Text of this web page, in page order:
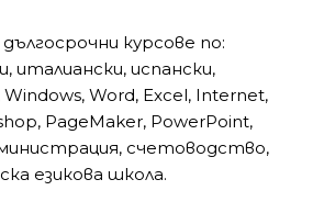
курсове по:
италиански, испански,
Word, Excel, Internet,
PageMaker, PowerPoint,
счетоводство,
езикова школа.